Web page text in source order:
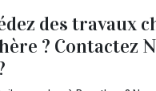
des travaux
? Contactez